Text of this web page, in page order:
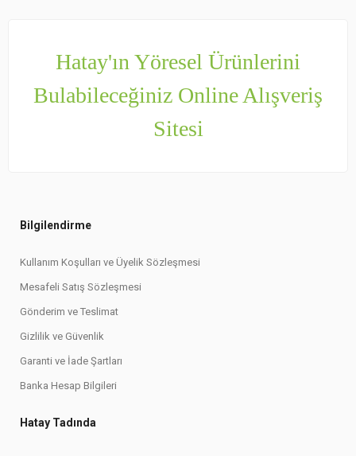
Hatay'ın Yöresel Ürünlerini
Bulabileceğiniz Online Alışveriş
Sitesi
Bilgilendirme
Kullanım Koşulları ve Üyelik Sözleşmesi
Mesafeli Satış Sözleşmesi
Gönderim ve Teslimat
Gizlilik ve Güvenlik
Garanti ve İade Şartları
Banka Hesap Bilgileri
Hatay Tadında